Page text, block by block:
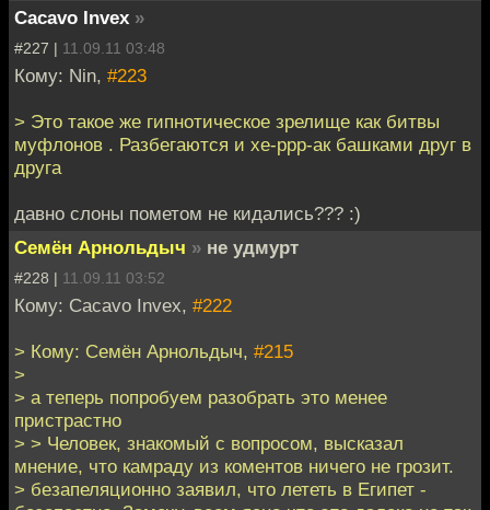
Cacavo Invex »
#227 | 11.09.11 03:48
Кому: Nin, #223
> Это такое же гипнотическое зрелище как битвы
муфлонов . Разбегаются и хе-ррр-ак башками друг в
друга
давно слоны пометом не кидались??? :)
Семён Арнольдыч » не удмурт
#228 | 11.09.11 03:52
Кому: Cacavo Invex, #222
> Кому: Семён Арнольдыч, #215
>
> а теперь попробуем разобрать это менее
пристрастно
> > Человек, знакомый с вопросом, высказал
мнение, что камраду из коментов ничего не грозит.
> безапеляционно заявил, что лететь в Египет -